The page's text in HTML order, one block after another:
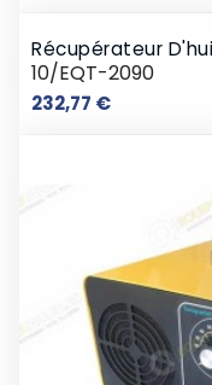
Récupérateur
10/EQT-2090
232,77 €Prix